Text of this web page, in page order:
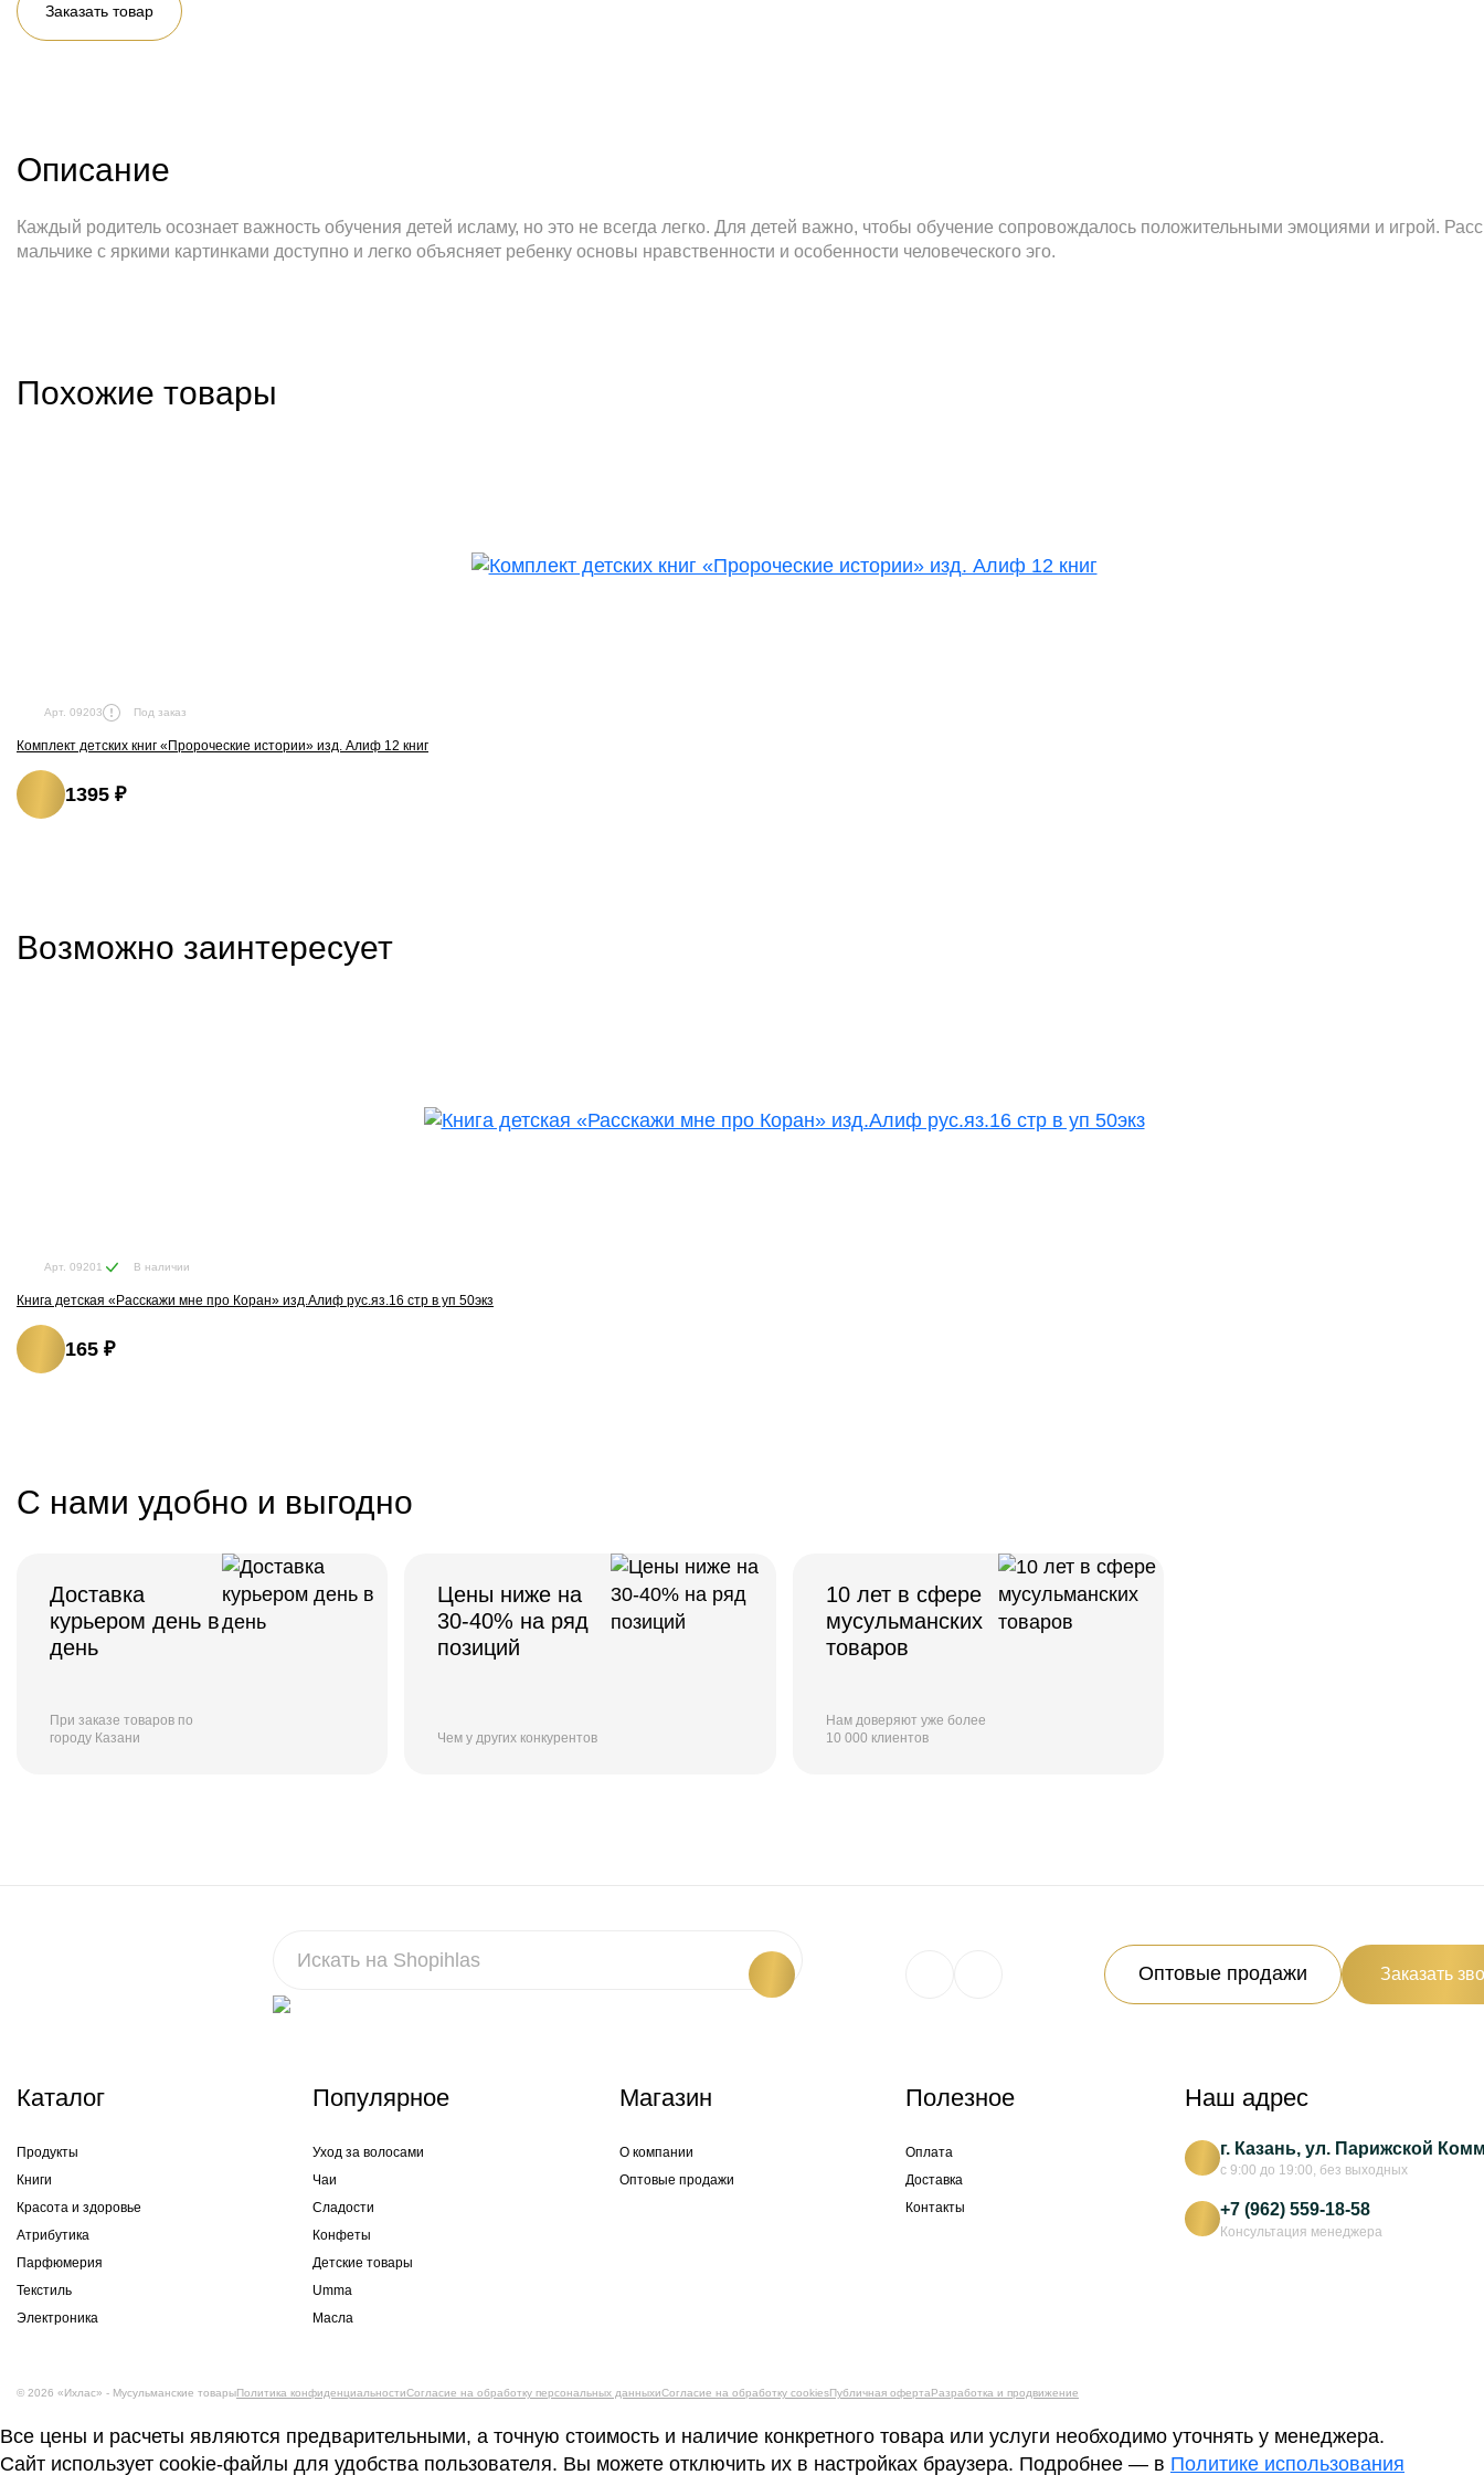
Заказать товар
Описание
Каждый родитель осознает важность обучения детей исламу, но это не всегда легко. Для детей важно, чтобы обучение сопровождалось положительными эмоциями и игрой.
мальчике с яркими картинками доступно и легко объясняет ребенку основы нравственности и особенности человеческого эго.
Похожие товары
Арт. 09203 Под заказ
Комплект детских книг «Пророческие истории» изд. Алиф 12 книг
1395 ₽
Возможно заинтересует
Арт. 09201 В наличии
Книга детская «Расскажи мне про Коран» изд.Алиф рус.яз.16 стр в уп 50экз
165 ₽
С нами удобно и выгодно
Доставка
курьером день в
день
При заказе товаров по
городу Казани
Цены ниже на
30-40% на ряд
позиций
Чем у других конкурентов
10 лет в сфере
мусульманских
товаров
Нам доверяют уже более
10 000 клиентов
Оптовые продажи Заказать
Каталог
Продукты
Книги
Красота и здоровье
Атрибутика
Парфюмерия
Текстиль
Электроника
Популярное
Уход за волосами
Чаи
Сладости
Конфеты
Детские товары
Umma
Масла
Магазин
О компании
Оптовые продажи
Полезное
Оплата
Доставка
Контакты
Наш адрес
г. Казань, ул. Парижской
с 9:00 до 19:00, без выходных
+7 (962) 559-18-58
Консультация менеджера
© 2026 «Ихлас» - Мусульманские товарыПолитика конфиденциальностиСогласие на обработку персональных данныхиСогласие на обработку cookiesПубличная офертаРазработка и продвижение
Все цены и расчеты являются предварительными, а точную стоимость и наличие конкретного товара или услуги необходимо уточнять у менеджера.
Сайт использует cookie-файлы для удобства пользователя. Вы можете отключить их в настройках браузера. Подробнее — в Политике использования